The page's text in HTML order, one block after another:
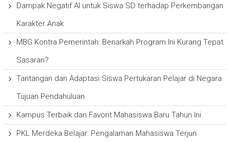
Dampak Negatif AI untuk Siswa SD terhadap Perkembangan
Karakter Anak
MBG Kontra Pemerintah: Benarkah Program Ini Kurang Tepat
Sasaran?
Tantangan dan Adaptasi Siswa Pertukaran Pelajar di Negara
Tujuan Pendahuluan
Kampus Terbaik dan Favorit Mahasiswa Baru Tahun Ini
PKL Merdeka Belajar: Pengalaman Mahasiswa Terjun